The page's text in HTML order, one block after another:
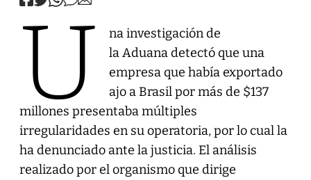
U
na investigación de
la Aduana detectó que una
empresa que había exportado
ajo a Brasil por más de $137
millones presentaba múltiples
irregularidades en su operatoria, por lo cual la
ha denunciado ante la justicia. El análisis
realizado por el organismo que dirige